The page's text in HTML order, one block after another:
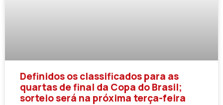
Definidos os classificados para as
quartas de final da Copa do Brasil;
sorteio será na próxima terça-feira